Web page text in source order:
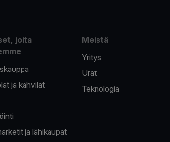
joita
ja kahvilat
ja lähikaupat
Meistä
Yritys
Urat
Teknologia